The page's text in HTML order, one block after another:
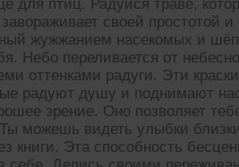
для птиц. Радуйся траве,
своей простотой
жужжанием насекомых и
Небо переливается от
оттенками радуги. Эти
радуют душу и поднимают
зрение. Оно позволяет
можешь видеть улыбки
книги. Эта способность